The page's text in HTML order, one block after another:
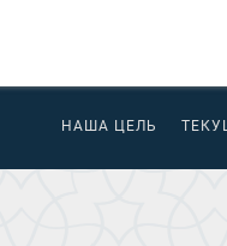
НАША ЦЕЛЬ